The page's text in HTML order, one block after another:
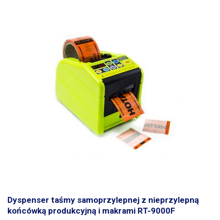
opada, a szpula zaczyna się ponownie nawijać. Rolka taśmy ma licznik
obrotów, dzięki czemu można zobaczyć, ile warstw jest nawiniętych i
obliczyć całkowitą długość nawoju. Trzeci tryb jest rozszerzeniem
drugiego z niewielką zmianą, użytkownik wybiera, ile obrotów ma
wykonać przed zatrzymaniem nawijania. Dostępne jest również
odwijanie ręczne (wsteczne). Maszyna jest szczególnie przydatna w
agencjach reklamowych, drukarniach i innych firmach drukujących
etykiety lub naklejki na rolce oraz wszędzie tam, gdzie konieczne jest
nawijanie nośników ciągłych. Nadaje się również do nawijania na inne
Podstawa jest wyposażona w gumowe podkładki antypoślizgowe.
Dyspenser taśmy samoprzylepnej z nieprzylepną
końcówką produkcyjną i makrami RT-9000F